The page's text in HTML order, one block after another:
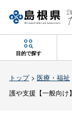
目的で探す
トップ> 医療・福祉
護や支援【一般向け】